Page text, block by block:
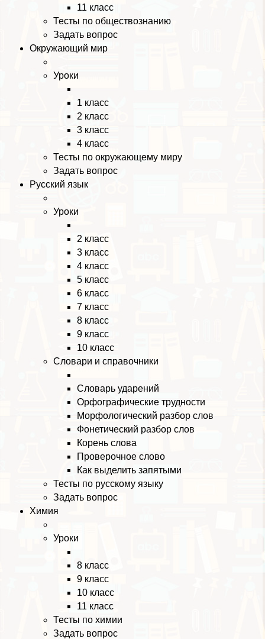
11 класс
Тесты по обществознанию
Задать вопрос
Окружающий мир
Уроки
1 класс
2 класс
3 класс
4 класс
Тесты по окружающему миру
Задать вопрос
Русский язык
Уроки
2 класс
3 класс
4 класс
5 класс
6 класс
7 класс
8 класс
9 класс
10 класс
Словари и справочники
Словарь ударений
Орфографические трудности
Морфологический разбор слов
Фонетический разбор слов
Корень слова
Проверочное слово
Как выделить запятыми
Тесты по русскому языку
Задать вопрос
Химия
Уроки
8 класс
9 класс
10 класс
11 класс
Тесты по химии
Задать вопрос